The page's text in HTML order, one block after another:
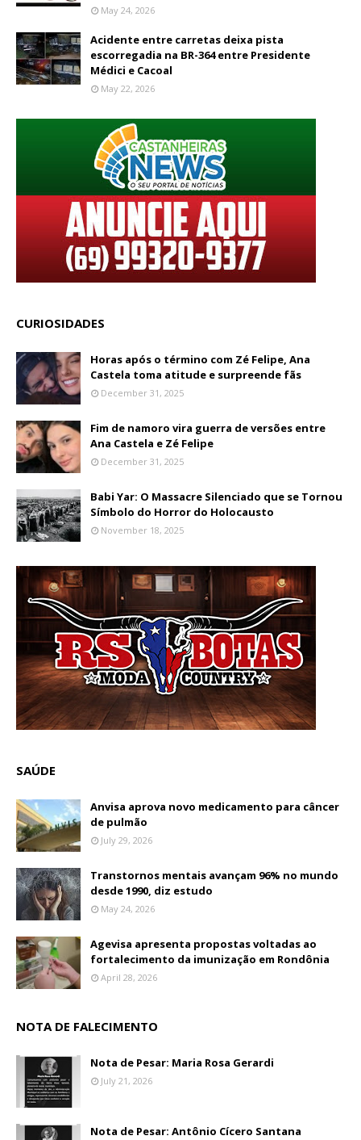
May 24, 2026
Acidente entre carretas deixa pista
escorregadia na BR-364 entre Presidente
Médici e Cacoal
May 22, 2026
CURIOSIDADES
Horas após o término com Zé Felipe, Ana
Castela toma atitude e surpreende fãs
December 31, 2025
Fim de namoro vira guerra de versões entre
Ana Castela e Zé Felipe
December 31, 2025
Babi Yar: O Massacre Silenciado que se Tornou
Símbolo do Horror do Holocausto
November 18, 2025
SAÚDE
Anvisa aprova novo medicamento para câncer
de pulmão
July 29, 2026
Transtornos mentais avançam 96% no mundo
desde 1990, diz estudo
May 24, 2026
Agevisa apresenta propostas voltadas ao
fortalecimento da imunização em Rondônia
April 28, 2026
NOTA DE FALECIMENTO
Nota de Pesar: Maria Rosa Gerardi
July 21, 2026
Nota de Pesar: Antônio Cícero Santana